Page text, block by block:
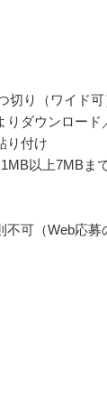
切り（ワイド可
ダウンロード
り付け
以上7MBま
可（Web応募